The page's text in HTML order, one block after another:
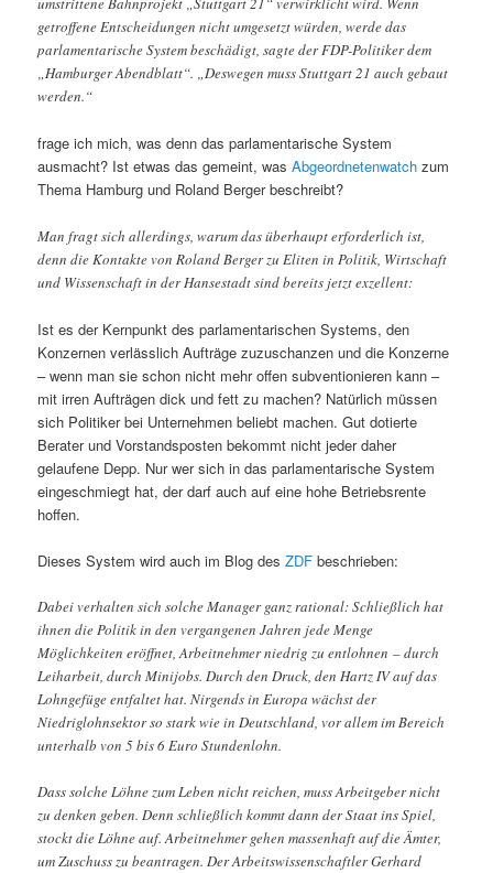
getroffene Entscheidungen nicht umgesetzt würden, werde das
parlamentarische System beschädigt, sagte der FDP-Politiker dem
„Hamburger Abendblatt“. „Deswegen muss Stuttgart 21 auch gebaut
werden.“
frage ich mich, was denn das parlamentarische System
ausmacht? Ist etwas das gemeint, wasAbgeordnetenwatch zum
Thema Hamburg und Roland Berger beschreibt?
Man fragt sich allerdings, warum das überhaupt erforderlich ist,
denn die Kontakte von Roland Berger zu Eliten in Politik, Wirtschaft
und Wissenschaft in der Hansestadt sind bereits jetzt exzellent:
Ist es der Kernpunkt des parlamentarischen Systems, den
Konzernen verlässlich Aufträge zuzuschanzen und die Konzerne
– wenn man sie schon nicht mehr offen subventionieren kann –
mit irren Aufträgen dick und fett zu machen? Natürlich müssen
sich Politiker bei Unternehmen beliebt machen. Gut dotierte
Berater und Vorstandsposten bekommt nicht jeder daher
gelaufene Depp. Nur wer sich in das parlamentarische System
eingeschmiegt hat, der darf auch auf eine hohe Betriebsrente
hoffen.
Dieses System wird auch im Blog desZDF beschrieben:
Dabei verhalten sich solche Manager ganz rational: Schließlich hat
ihnen die Politik in den vergangenen Jahren jede Menge
Möglichkeiten eröffnet, Arbeitnehmer niedrig zu entlohnen – durch
Leiharbeit, durch Minijobs. Durch den Druck, den Hartz IV auf das
Lohngefüge entfaltet hat. Nirgends in Europa wächst der
Niedriglohnsektor so stark wie in Deutschland, vor allem im Bereich
unterhalb von 5 bis 6 Euro Stundenlohn.
Dass solche Löhne zum Leben nicht reichen, muss Arbeitgeber nicht
zu denken geben. Denn schließlich kommt dann der Staat ins Spiel,
stockt die Löhne auf. Arbeitnehmer gehen massenhaft auf die Ämter,
um Zuschuss zu beantragen. Der Arbeitswissenschaftler Gerhard